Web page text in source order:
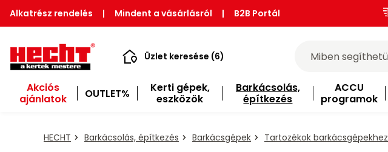
Alkatrész rendelés | Mindent a vásárlásról | B2B Portál
Üzlet keresése (6)
Akciós
ajánlatok
OUTLET%
Kerti gépek,
eszközök
Barkácsolás,
építkezés
ACCU
programok
HECHT Barkácsolás, építkezés Barkácsgépek Tartozékok barkácsgépekhez